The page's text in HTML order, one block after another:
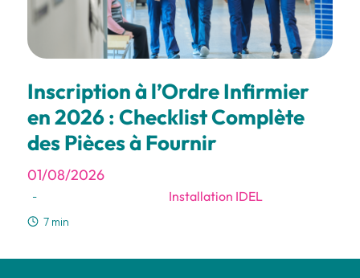
Inscription à l’Ordre Infirmier
en 2026 : Checklist Complète
des Pièces à Fournir
01/08/2026
- Installation IDEL
7 min